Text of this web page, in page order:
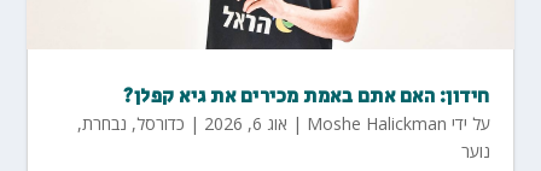
חידון: האם אתם באמת מכירים את גיא קפלן?
על ידי Moshe Halickman
| אוג 6, 2026 | כדורסל, נבחרת,
נוער